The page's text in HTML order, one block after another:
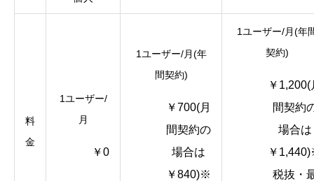
料
金
1ユーザー/
月
￥0
1ユーザー/月(年
間契約)
￥700(月
間契約の
場合は
￥840)※
1ユーザー/月(年
契約)
￥1,200(
間契約
場合は
￥
税抜・